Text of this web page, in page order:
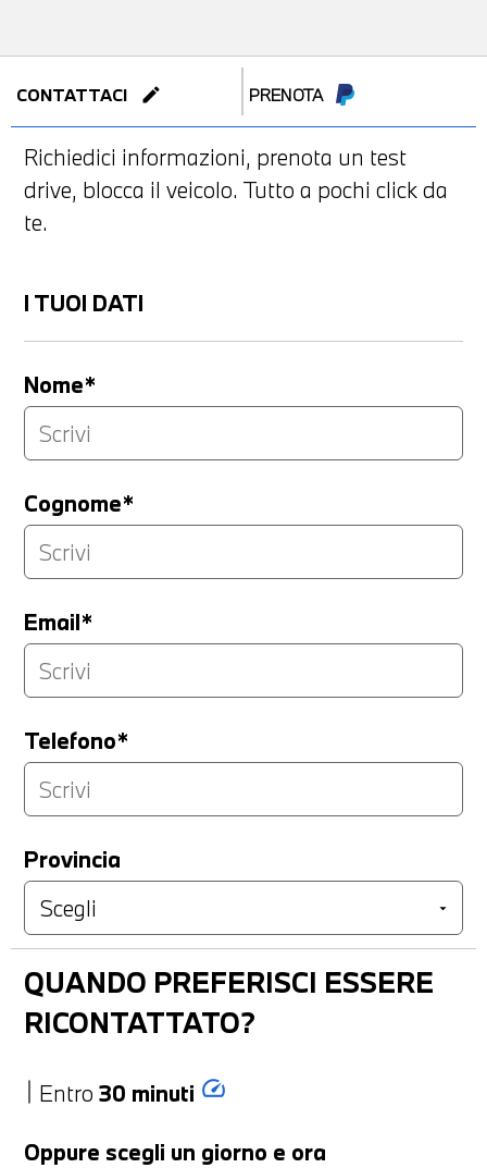
CONTATTACI edit PRENOTA
Richiedici informazioni, prenota un test
drive, blocca il veicolo. Tutto a pochi click da
te.
I TUOI DATI
Nome*
Cognome*
Email*
Telefono*
Provincia
QUANDO PREFERISCI ESSERE
RICONTATTATO?
Entro 30 minuti speed
Oppure scegli un giorno e ora